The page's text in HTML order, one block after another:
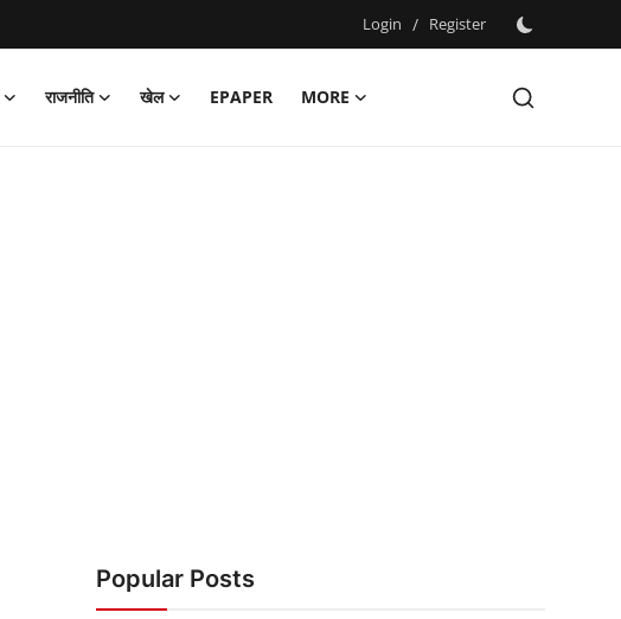
Login / Register
राजनीति खेल EPAPER
MORE
Popular Posts